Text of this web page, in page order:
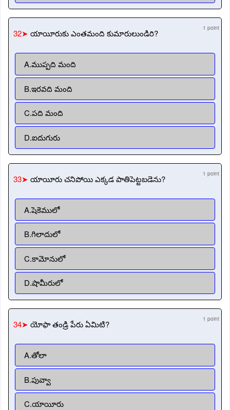
32➤ యాయీరుకు ఎంతమంది కుమారులుండిరి? 1 point
A.ముప్పది మంది
B.ఇరవది మంది
C.పది మంది
D.ఐదుగురు
33➤ యాయీరు చనిపోయి ఎక్కడ పాతిపెట్టబడెను? 1 point
A.షెకెములో
B.గిలాదులో
C.కామోనులో
D.షామీరులో
34➤ యోఫా తండ్రి పేరు ఏమిటి? 1 point
A.తోలా
B.పువ్వా
C.యాయీరు